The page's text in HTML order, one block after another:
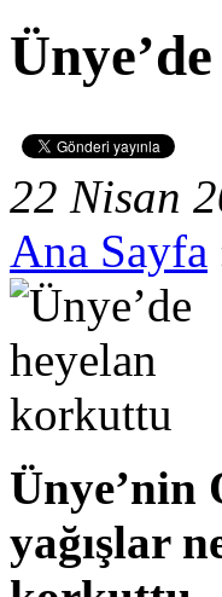
22 Nisan
Ana Sayfa
Ünye’nin
yağışlar